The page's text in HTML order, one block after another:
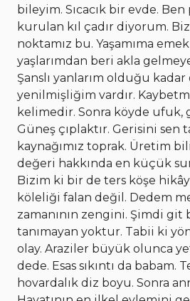
bileyim. Sıcacık bir evde. Ben
kurulan kıl çadır diyorum.
noktamız bu. Yaşamıma
yaşlarımdan beri akla
Şanslı yanlarım olduğu kadar
yenilmişliğim vardır.
kelimedir. Sonra köyde ufuk,
Güneş çıplaktır. Gerisini sen
kaynağımız toprak. Üretim
değeri hakkında en küçük
Bizim ki bir de ters köşe
köleliği falan değil. Dedem
zamanının zengini. Şimdi git
tanımayan yoktur. Tabii ki
olay. Araziler büyük olunca
dede. Esas sıkıntı da babam.
hovardalık diz boyu. Sonra